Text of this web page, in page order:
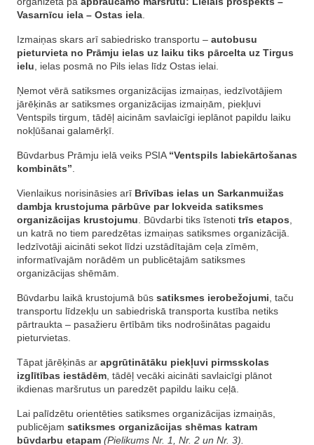
Vasarnīcu iela – Ostas iela.
Izmaiņas skars arī sabiedrisko transportu – autobusu
pieturvieta no Prāmju ielas uz laiku tiks pārcelta uz Tirgus
ielu, ielas posmā no Pils ielas līdz Ostas ielai.
Ņemot vērā satiksmes organizācijas izmaiņas, iedzīvotājiem
jārēķinās ar satiksmes organizācijas izmaiņām, piekļuvi
Ventspils tirgum, tādēļ aicinām savlaicīgi ieplānot papildu laiku
nokļūšanai galamērķī.
Būvdarbus Prāmju ielā veiks PSIA“Ventspils labiekārtošanas
kombināts”.
Vienlaikus norisināsies arī Brīvības ielas un Sarkanmuižas
dambja krustojuma pārbūve par lokveida satiksmes
organizācijas krustojumu. Būvdarbi tiks īstenoti trīs etapos,
un katrā no tiem paredzētas izmaiņas satiksmes organizācijā.
Iedzīvotāji aicināti sekot līdzi uzstādītajām ceļa zīmēm,
informatīvajām norādēm un publicētajām satiksmes
organizācijas shēmām.
Būvdarbu laikā krustojumā būs satiksmes ierobežojumi, taču
transportu līdzekļu un sabiedriskā transporta kustība netiks
pārtraukta – pasažieru ērtībām tiks nodrošinātas pagaidu
pieturvietas.
Tāpat jārēķinās ar apgrūtinātāku piekļuvi pirmsskolas
izglītības iestādēm, tādēļ vecāki aicināti savlaicīgi plānot
ikdienas maršrutus un paredzēt papildu laiku ceļā.
Lai palīdzētu orientēties satiksmes organizācijas izmaiņās,
publicējam satiksmes organizācijas shēmas katram
būvdarbu etapam (Pielikums Nr. 1, Nr. 2 un Nr. 3).